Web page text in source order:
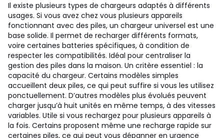
Il existe plusieurs types de chargeurs adaptés à différents
usages. Si vous avez chez vous plusieurs appareils
fonctionnant avec des piles, un chargeur universel est une
base solide. Il permet de recharger différents formats,
voire certaines batteries spécifiques, à condition de
respecter les compatibilités. Idéal pour centraliser la
gestion des piles dans la maison. Un critère essentiel : la
capacité du chargeur. Certains modèles simples
accueillent deux piles, ce qui peut suffire si vous les utilisez
ponctuellement. D’autres modèles plus évolués peuvent
charger jusqu’à huit unités en même temps, à des vitesses
variables. Utile si vous rechargez pour plusieurs appareils à
la fois. Certains proposent même une recharge rapide sur
certaines piles, ce qui peut vous dépanner en urgence